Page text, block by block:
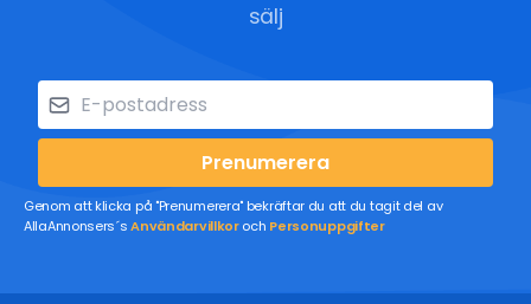
sälj
Prenumerera
Genom att klicka på "Prenumerera" bekräftar du att du tagit del av
AllaAnnonsers´sAnvändarvillkoroch Personuppgifter